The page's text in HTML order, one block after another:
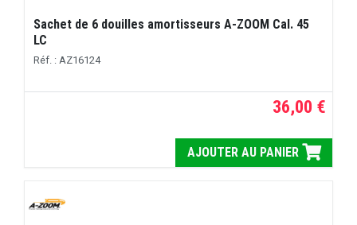
Sachet de 6 douilles amortisseurs A-ZOOM Cal. 45
LC
Réf. : AZ16124
36,00 €
AJOUTER AU PANIER